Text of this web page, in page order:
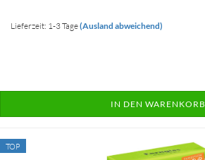
Lieferzeit: 1-3 Tage(Ausland abweichend)
IN DEN WARENKORB
TOP